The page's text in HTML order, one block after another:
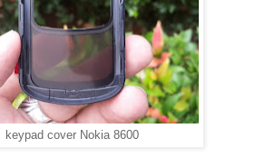
keypad cover Nokia 8600